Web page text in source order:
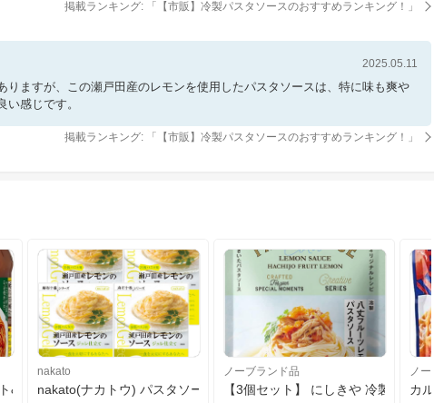
掲載ランキング: 「 【市販】冷製パスタソースのおすすめランキング！ 」
2025.05.11
りますが、この瀬戸田産のレモンを使用したパスタソースは、特に味も爽や
感じです。
掲載ランキング: 「 【市販】冷製パスタソースのおすすめランキング！ 」
&ガーリック 330g×6個
nakato
nakato(ナカトウ) パスタソース 瀬戸田産レモンのソース ジュレ 広島
ノーブランド品
【3個セット】 にしきや 冷製 八丈
ノー
カ